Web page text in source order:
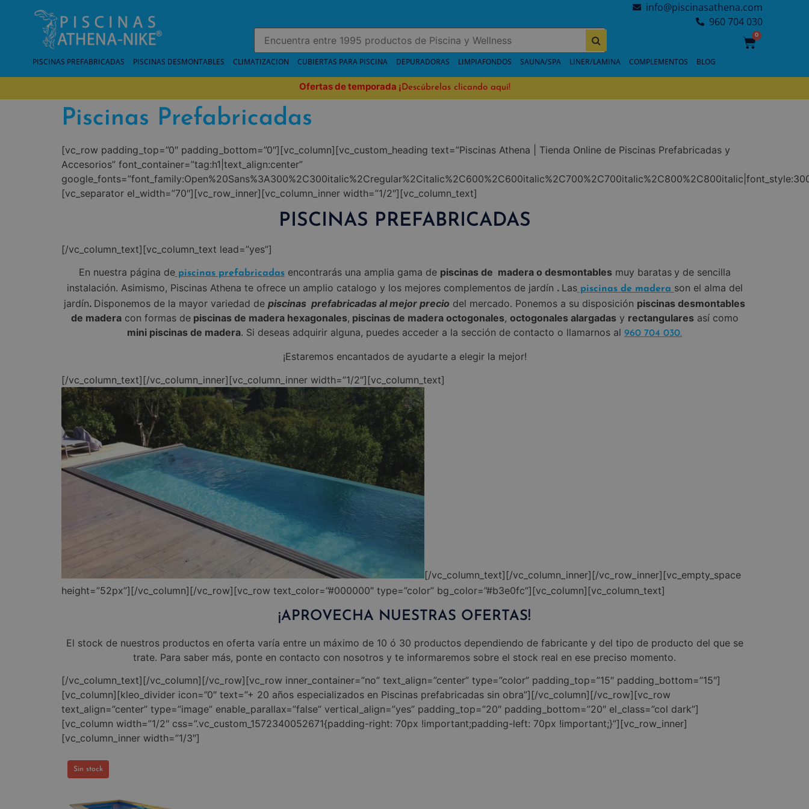
info@piscinasathena.com
960 704 030
0
PISCINAS PREFABRICADAS PISCINAS DESMONTABLES CLIMATIZACION CUBIERTAS PARA PISCINA DEPURADORAS LIMPIAFONDOS SAUNA/SPA LINER/LAMINA COMPLEMENTOS BLOG
Ofertas de temporada ¡ Descúbrelas clicando aquí!
Piscinas Prefabricadas
[vc_row padding_top=”0″ padding_bottom=”0″][vc_column][vc_custom_heading text=”Piscinas Athena | Tienda Online de Piscinas Prefabricadas y
Accesorios” font_container=”tag:h1|text_align:center”
[vc_separator el_width=”70″][vc_row_inner][vc_column_inner width=”1/2″][vc_column_text]
PISCINAS PREFABRICADAS
[/vc_column_text][vc_column_text lead=”yes”]
En nuestra página depiscinas prefabricadasencontrarás una amplia gama de piscinas de madera o desmontablesmuy baratas y de sencilla
instalación. Asimismo, Piscinas Athena te ofrece un amplio catalogo y los mejores complementos de jardín . Laspiscinas de madera son el alma del
jardín. Disponemos de la mayor variedad de piscinas prefabricadas al mejor precio del mercado. Ponemos a su disposición piscinas desmontables
de maderacon formas depiscinas de madera hexagonales, piscinas de madera octogonales, octogonales alargadasy rectangularesasí como
mini piscinas de madera. Si deseas adquirir alguna, puedes acceder a la sección de contacto o llamarnos al 960 704 030.
¡Estaremos encantados de ayudarte a elegir la mejor!
[/vc_column_text][/vc_column_inner][vc_column_inner width=”1/2″][vc_column_text]
[/vc_column_text][/vc_column_inner][/vc_row_inner][vc_empty_space
height=”52px”][/vc_column][/vc_row][vc_row text_color=”#000000″ type=”color” bg_color=”#b3e0fc”][vc_column][vc_column_text]
¡APROVECHA NUESTRAS OFERTAS!
El stock de nuestros productos en oferta varía entre un máximo de 10 ó 30 productos dependiendo de fabricante y del tipo de producto del que se
trate. Para saber más, ponte en contacto con nosotros y te informaremos sobre el stock real en ese preciso momento.
[/vc_column_text][/vc_column][/vc_row][vc_row inner_container=”no” text_align=”center” type=”color” padding_top=”15″ padding_bottom=”15″]
[vc_column][kleo_divider icon=”0″ text=”+ 20 años especializados en Piscinas prefabricadas sin obra”][/vc_column][/vc_row][vc_row
text_align=”center” type=”image” enable_parallax=”false” vertical_align=”yes” padding_top=”20″ padding_bottom=”20″ el_class=”col dark”]
[vc_column width=”1/2″ css=”.vc_custom_1572340052671{padding-right: 70px !important;padding-left: 70px !important;}”][vc_row_inner]
[vc_column_inner width=”1/3″]
Sin stock